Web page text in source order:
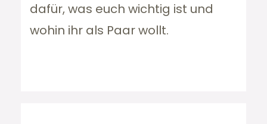
dafür, was euch wichtig ist und
wohin ihr als Paar wollt.